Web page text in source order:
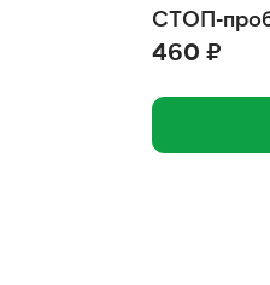
СТОП-
460 ₽